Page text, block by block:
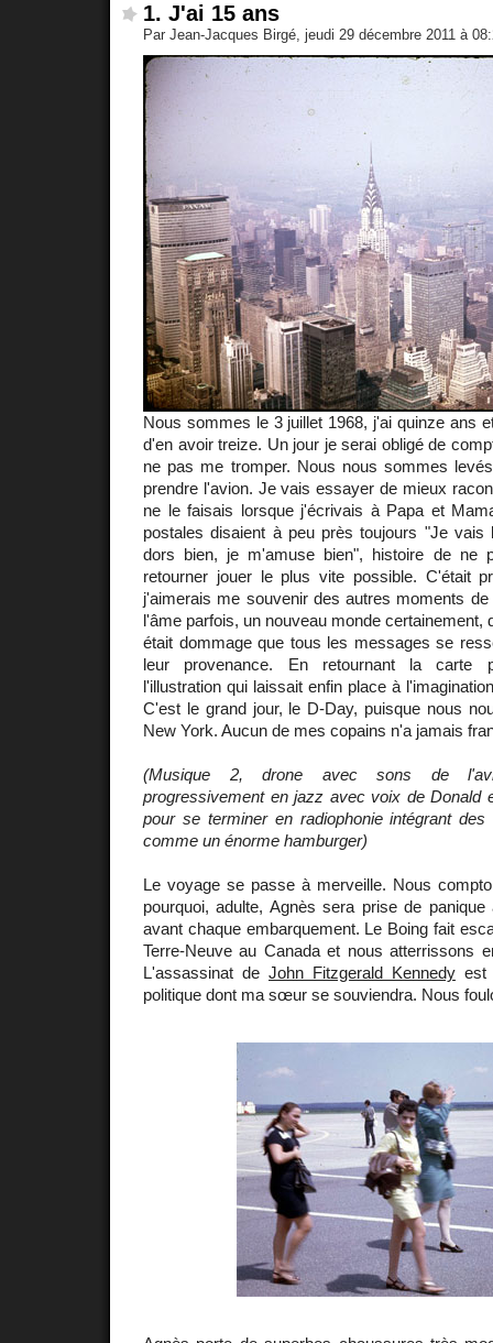
1. J'ai 15 ans
Par Jean-Jacques Birgé, jeudi 29 décembre 2011 à
Nous sommes le 3 juillet 1968, j'ai quinze ans
d'en avoir treize. Un jour je serai obligé de
ne pas me tromper. Nous nous sommes
prendre l'avion. Je vais essayer de mieux
ne le faisais lorsque j'écrivais à Papa et
postales disaient à peu près toujours "Je vais
dors bien, je m'amuse bien", histoire de ne
retourner jouer le plus vite possible. C'était
j'aimerais me souvenir des autres moments
l'âme parfois, un nouveau monde certainement,
était dommage que tous les messages se
leur provenance. En retournant la carte
l'illustration qui laissait enfin place à
C'est le grand jour, le D-Day, puisque nous
New York. Aucun de mes copains n'a jamais
(Musique 2, drone avec sons de
progressivement en jazz avec voix de Donald
pour se terminer en radiophonie intégrant
comme un énorme hamburger)
Le voyage se passe à merveille. Nous
pourquoi, adulte, Agnès sera prise de
avant chaque embarquement. Le Boing fait
Terre-Neuve au Canada et nous atterrissons
L'assassinat de John Fitzgerald Kennedy est
politique dont ma sœur se souviendra. Nous